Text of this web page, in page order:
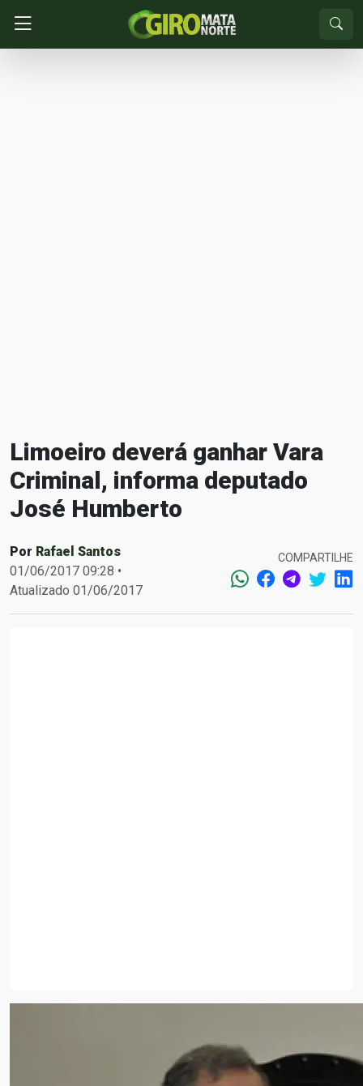
Limoeiro deverá ganhar Vara
Criminal, informa deputado
José Humberto
Por Rafael Santos
01/06/2017 09:28 •
Atualizado 01/06/2017
COMPARTILHE